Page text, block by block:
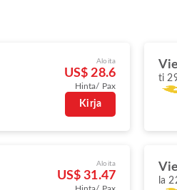
Aloita
US$ 28.6
Hinta/ Pax
Kirja
ti
Aloita
US$ 31.47 la